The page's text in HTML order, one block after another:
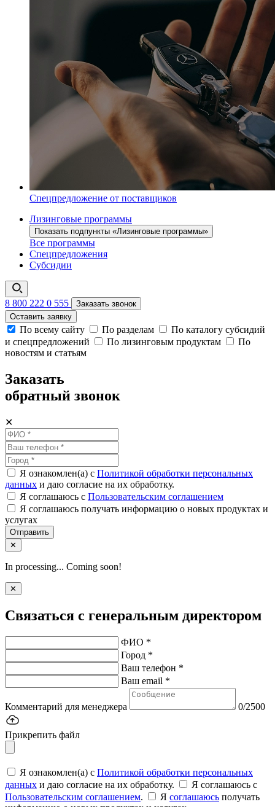
Спецпредложение от поставщиков
Лизинговые программы
Показать подпункты «Лизинговые программы»
Все программы
Спецпредложения
Субсидии
8 800 222 0 555
Заказать звонок
Оставить заявку
По всему сайту По разделам
По каталогу субсидий
и спецпредложений
По лизинговым продуктам
По
новостям и статьям
Заказать
обратный звонок
✕
Я ознакомлен(а) с Политикой обработки персональных
данных и даю согласие на их обработку.
Я соглашаюсь c Пользовательским соглашением
Я соглашаюсь получать информацию о новых продуктах и
услугах
Отправить
✕
In processing... Coming soon!
✕
Связаться с генеральным директором
ФИО *
Город *
Ваш телефон *
Ваш email *
Комментарий для менеджера 0/2500
Прикрепить файл
Я ознакомлен(а) с Политикой обработки персональных
данных и даю согласие на их обработку.
Я соглашаюсь c
Пользовательским соглашением. Я соглашаюсь получать